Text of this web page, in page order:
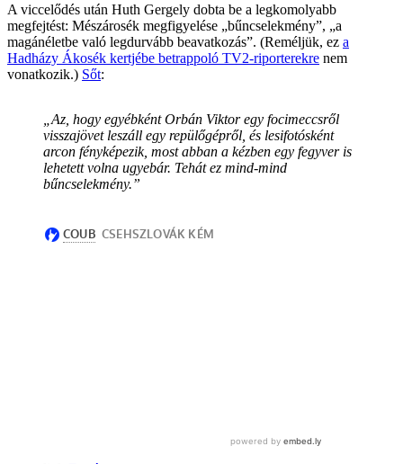
A viccelődés után Huth Gergely dobta be a legkomolyabb
megfejtést: Mészárosék megfigyelése „bűncselekmény”, „a
magánéletbe való legdurvább beavatkozás”. (Reméljük, ez a
Hadházy Ákosék kertjébe betrappoló TV2-riporterekre nem
vonatkozik.) Sőt:
„Az, hogy egyébként Orbán Viktor egy focimeccsről
visszajövet leszáll egy repülőgépről, és lesifotósként
arcon fényképezik, most abban a kézben egy fegyver is
lehetett volna ugyebár. Tehát ez mind-mind
bűncselekmény.”